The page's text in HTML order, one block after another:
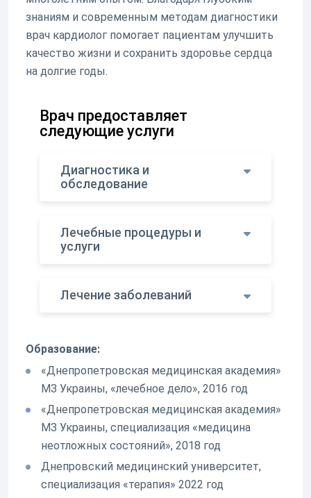
знаниям и современным методам диагностики
врач кардиолог помогает пациентам улучшить
качество жизни и сохранить здоровье сердца
на долгие годы.
Врач предоставляет
следующие услуги
Диагностика и
обследование
Лечебные процедуры и
услуги
Лечение заболеваний
Образование:
«Днепропетровская медицинская академия»
МЗ Украины, «лечебное дело», 2016 год
«Днепропетровская медицинская академия»
МЗ Украины, специализация «медицина
неотложных состояний», 2018 год
Днепровский медицинский университет,
специализация «терапия» 2022 год